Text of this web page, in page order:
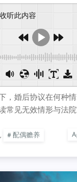
收听此内容
，婚后协议在何种
常见无效情形与法院
, 配偶赡养